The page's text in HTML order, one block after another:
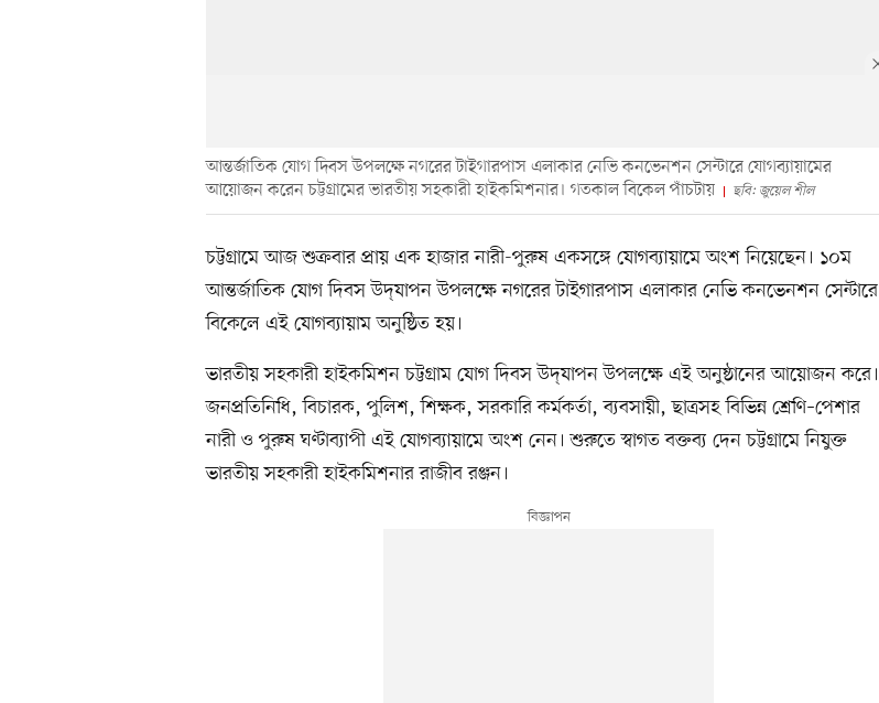
আন্তর্জাতিক যোগ দিবস উপলক্ষে নগরের টাইগারপাস এলাকার নেভি কনভেনশন সেন্টারে যোগব্যায়ামের
আয়োজন করেন চট্টগ্রামের ভারতীয় সহকারী হাইকমিশনার। গতকাল বিকেল পাঁচটায়
ছবি: জুয়েল শীল
চট্টগ্রামে আজ শুক্রবার প্রায় এক হাজার নারী-পুরুষ একসঙ্গে যোগব্যায়ামে অংশ নিয়েছেন। ১০ম
আন্তর্জাতিক যোগ দিবস উদ্‌যাপন উপলক্ষে নগরের টাইগারপাস এলাকার নেভি কনভেনশন সেন্টারে
বিকেলে এই যোগব্যায়াম অনুষ্ঠিত হয়।
ভারতীয় সহকারী হাইকমিশন চট্টগ্রাম যোগ দিবস উদ্‌যাপন উপলক্ষে এই অনুষ্ঠানের আয়োজন করে।
জনপ্রতিনিধি, বিচারক, পুলিশ, শিক্ষক, সরকারি কর্মকর্তা, ব্যবসায়ী, ছাত্রসহ বিভিন্ন শ্রেণি–পেশার
নারী ও পুরুষ ঘণ্টাব্যাপী এই যোগব্যায়ামে অংশ নেন। শুরুতে স্বাগত বক্তব্য দেন চট্টগ্রামে নিযুক্ত
ভারতীয় সহকারী হাইকমিশনার রাজীব রঞ্জন।